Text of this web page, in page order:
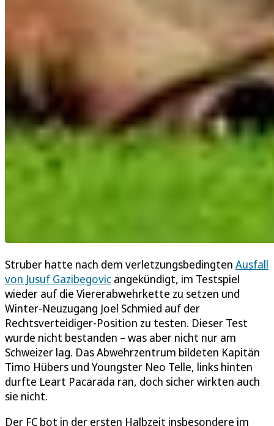
Struber hatte nach dem verletzungsbedingten Ausfall
von Jusuf Gazibegovic angekündigt, im Testspiel
wieder auf die Viererabwehrkette zu setzen und
Winter-Neuzugang Joel Schmied auf der
Rechtsverteidiger-Position zu testen. Dieser Test
wurde nicht bestanden – was aber nicht nur am
Schweizer lag. Das Abwehrzentrum bildeten Kapitän
Timo Hübers und Youngster Neo Telle, links hinten
durfte Leart Pacarada ran, doch sicher wirkten auch
sie nicht.
Der FC bot in der ersten Halbzeit insbesondere im